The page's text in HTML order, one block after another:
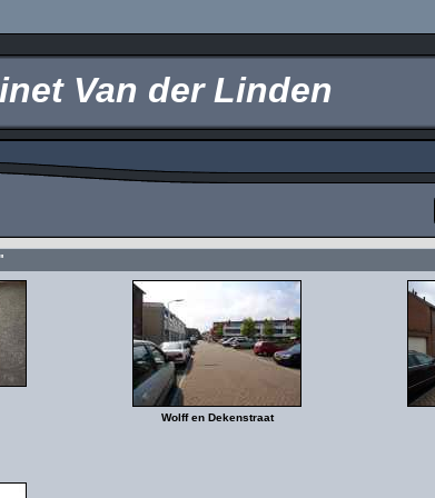
Van der Linden
Wolff en Dekenstraat